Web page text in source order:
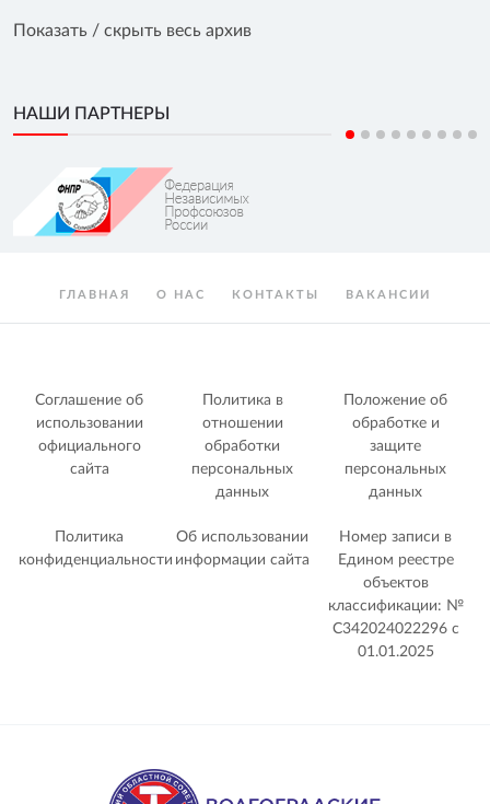
Показать / скрыть весь архив
НАШИ ПАРТНЕРЫ
ГЛАВНАЯ О НАС КОНТАКТЫ ВАКАНСИИ
Соглашение об
использовании
официального
сайта
Политика в
отношении
обработки
персональных
данных
Положение об
обработке и
защите
персональных
данных
Политика
конфиденциальности
Об использовании
информации сайта
Номер записи в
Едином реестре
объектов
классификации: №
С342024022296 c
01.01.2025